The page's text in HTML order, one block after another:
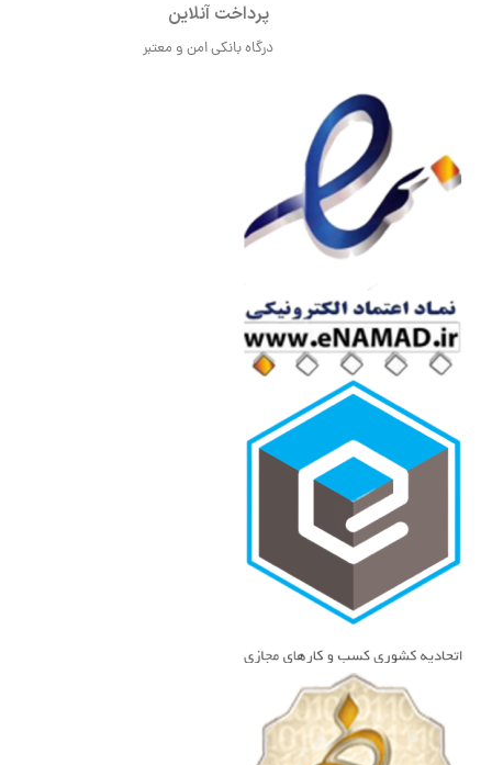
پرداخت آنلاین
درگاه بانکی امن و معتبر